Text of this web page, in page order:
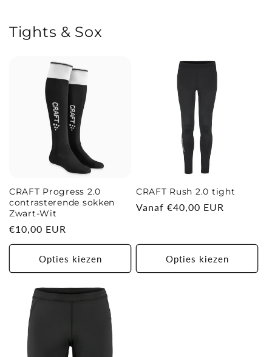
Tights & Sox
CRAFT Progress 2.0
contrasterende sokken
Zwart-Wit
Normale
prijs
€10,00 EUR
Opties kiezen
CRAFT Rush 2.0 tight
Normale
Vanaf €40,00 EUR
Opties kiezen